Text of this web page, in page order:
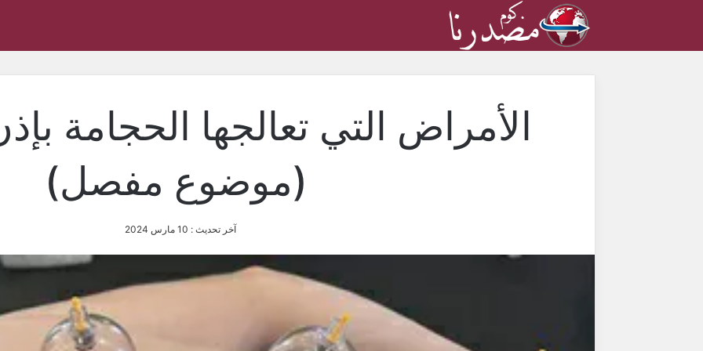
الأمراض التي تعالجها الحجامة
(موضوع مفصل)
آخر تحديث : 10 مارس 2024